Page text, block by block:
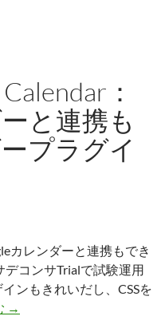
：
と連携も
プラグイ
カレンダーと連携もでき
デコンサTrialで試験運用
ンもきれいだし、CSSを
All-
→